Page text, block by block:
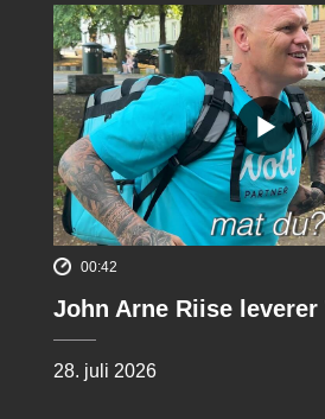
00:42
John Arne Riise leverer
28. juli 2026